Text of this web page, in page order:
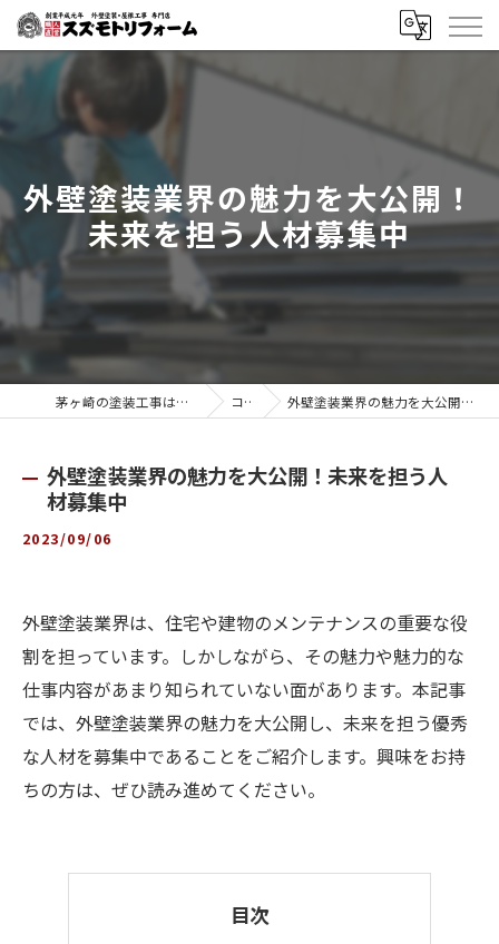
外壁塗装業界の魅力を大公開！
未来を担う人材募集中
茅ヶ崎の塗装工事はスズモトリフォーム コラム 外壁塗装業界の魅力を大公開！未来を担う人材募集中
外壁塗装業界の魅力を大公開！未来を担う人
材募集中
2023/09/06
外壁塗装業界は、住宅や建物のメンテナンスの重要な役
割を担っています。しかしながら、その魅力や魅力的な
仕事内容があまり知られていない面があります。本記事
では、外壁塗装業界の魅力を大公開し、未来を担う優秀
な人材を募集中であることをご紹介します。興味をお持
ちの方は、ぜひ読み進めてください。
目次